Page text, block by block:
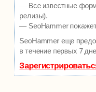
— Все известные
релизы).
— SeoHammer
SeoHammer еще
в течение первых 7